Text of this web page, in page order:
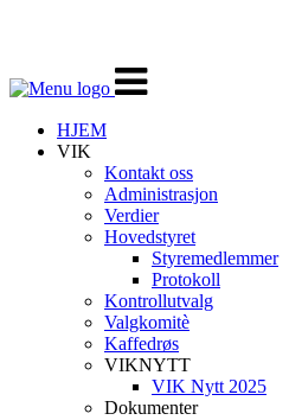
Veksle
navigasjon
HJEM
VIK
Kontakt oss
Administrasjon
Verdier
Hovedstyret
Styremedlemmer
Protokoll
Kontrollutvalg
Valgkomitè
Kaffedrøs
VIKNYTT
VIK Nytt 2025
Dokumenter